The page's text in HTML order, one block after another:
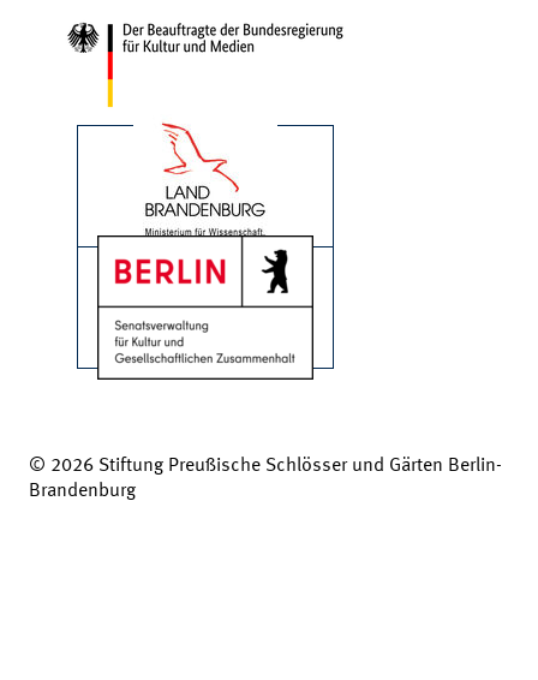
© 2026 Stiftung Preußische Schlösser und Gärten Berlin-
Brandenburg